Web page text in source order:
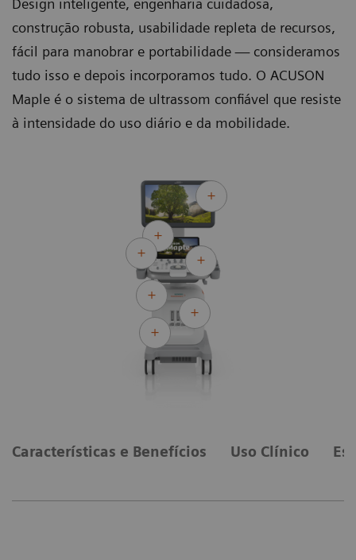
Design inteligente, engenharia cuidadosa,
construção robusta, usabilidade repleta de recursos,
fácil para manobrar e portabilidade — consideramos
tudo isso e depois incorporamos tudo. O ACUSON
Maple é o sistema de ultrassom confiável que resiste
à intensidade do uso diário e da mobilidade.
Características e Benefícios Uso Clínico